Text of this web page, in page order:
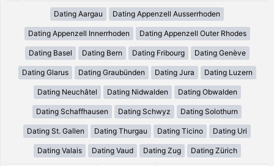
Dating Aargau Dating Appenzell Ausserrhoden
Dating Appenzell Innerrhoden Dating Appenzell Outer Rhodes
Dating Basel Dating Bern Dating Fribourg Dating Genève
Dating Glarus Dating Graubünden Dating Jura Dating Luzern
Dating Neuchâtel Dating Nidwalden Dating Obwalden
Dating Schaffhausen Dating Schwyz Dating Solothurn
Dating St. Gallen Dating Thurgau Dating Ticino Dating Uri
Dating Valais Dating Vaud Dating Zug Dating Zürich